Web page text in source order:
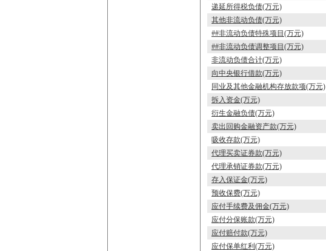
递延所得税负债(万元)
其他非流动负债(万元)
##非流动负债特殊项目(万元)
##非流动负债调整项目(万元)
非流动负债合计(万元)
向中央银行借款(万元)
同业及其他金融机构存放款项(万元)
拆入资金(万元)
衍生金融负债(万元)
卖出回购金融资产款(万元)
吸收存款(万元)
代理买卖证券款(万元)
代理承销证券款(万元)
存入保证金(万元)
预收保费(万元)
应付手续费及佣金(万元)
应付分保账款(万元)
应付赔付款(万元)
应付保单红利(万元)